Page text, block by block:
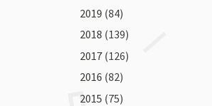
2019 (84)
2018 (139)
2017 (126)
2016 (82)
2015 (75)